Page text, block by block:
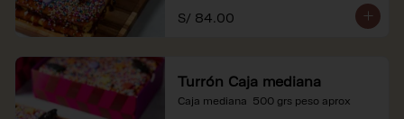
S/ 84.00
Turrón Caja mediana
Caja mediana  500 grs peso aprox